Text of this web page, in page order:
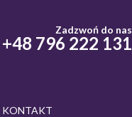
Zadzwoń do nas
+48 796 222 131
KONTAKT